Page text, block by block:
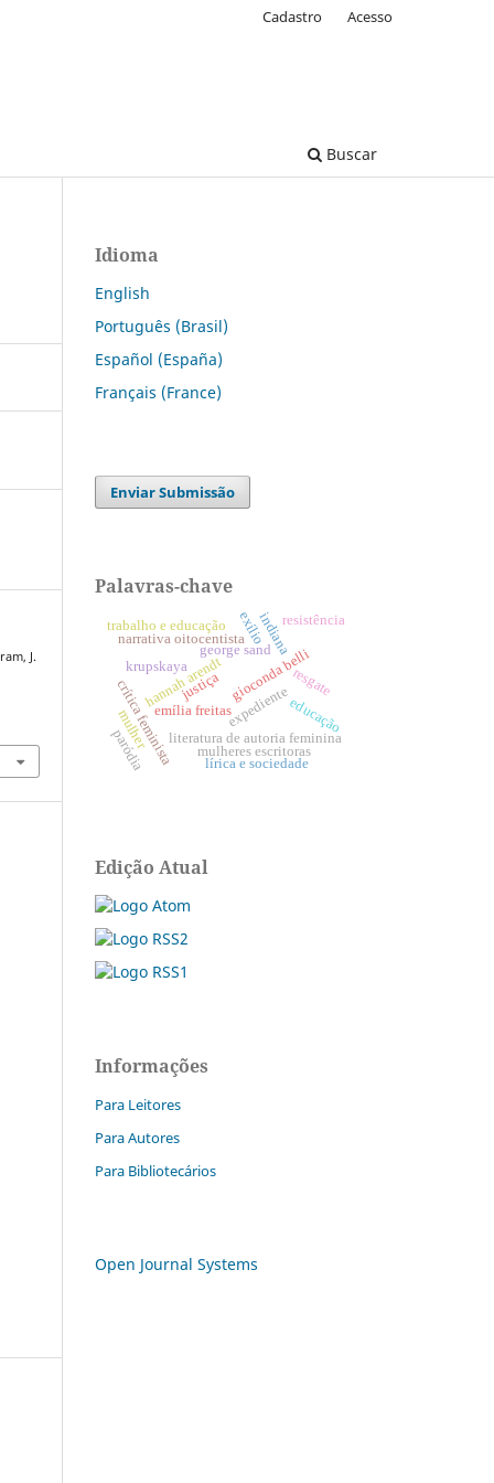
Buscar
Cadastro Acesso
J.
Idioma
English
Português (Brasil)
Español (España)
Français (France)
Enviar Submissão
Palavras-chave
expediente
gioconda belli
hannah arendt
george sandindiana
literatura de autoria feminina
crítica feminista
narrativa oitocentista
emília freitas educação
mulher
krupskaya
trabalho e educação
mulheres escritoras
resgate
justiça
paródia lírica e sociedade
exílio resistência
Edição Atual
Informações
Para Leitores
Para Autores
Para Bibliotecários
Open Journal Systems